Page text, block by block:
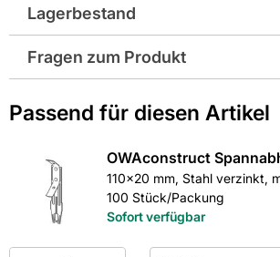
Abmessungen in mm: 625x625x15
Brandverhalten: A2 - s1 d0
Breite in mm: 625
Farbbezeichnung lt. Hersteller:
Farbe: weiß
Lagerbestand
Fragen zum Produkt
folgenden Link um direkt zum
schnellstmöglich bearbeiten.
> Fragen zum Produkt
Passend für diesen Artikel
OWAconstruct
110x20 mm, Stahl verzinkt,
100 Stück/Packung
Sofort verfügbar